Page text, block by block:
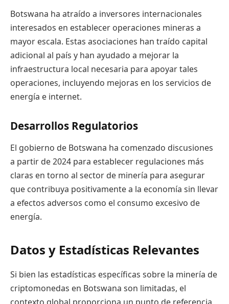
Botswana ha atraído a inversores internacionales
interesados en establecer operaciones mineras a
mayor escala. Estas asociaciones han traído capital
adicional al país y han ayudado a mejorar la
infraestructura local necesaria para apoyar tales
operaciones, incluyendo mejoras en los servicios de
energía e internet.
Desarrollos Regulatorios
El gobierno de Botswana ha comenzado discusiones
a partir de 2024 para establecer regulaciones más
claras en torno al sector de minería para asegurar
que contribuya positivamente a la economía sin llevar
a efectos adversos como el consumo excesivo de
energía.
Datos y Estadísticas Relevantes
Si bien las estadísticas específicas sobre la minería de
criptomonedas en Botswana son limitadas, el
contexto global proporciona un punto de referencia